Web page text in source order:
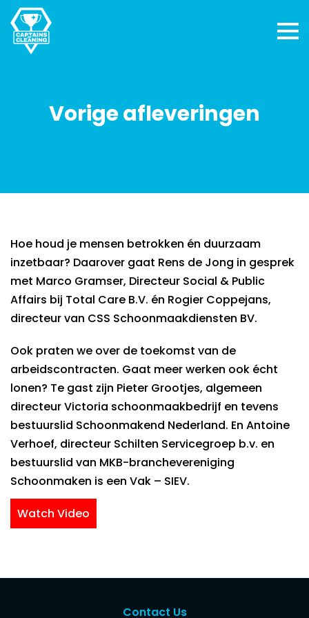
Vorige afleveringen
Hoe houd je mensen betrokken én duurzaam
inzetbaar? Daarover gaat Rens de Jong in gesprek
met Marco Gramser, Directeur Social & Public
Affairs bij Total Care B.V. én Rogier Coppejans,
directeur van CSS Schoonmaakdiensten BV.
Ook praten we over de toekomst van de
arbeidscontracten. Gaat meer werken ook écht
lonen? Te gast zijn Pieter Grootjes, algemeen
directeur Victoria schoonmaakbedrijf en tevens
bestuurslid Schoonmakend Nederland. En Antoine
Verhoef, directeur Schilten Servicegroep b.v. en
bestuurslid van MKB-branchevereniging
Schoonmaken is een Vak – SIEV.
Watch Video
Contact Us